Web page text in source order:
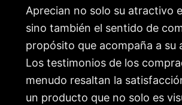
Aprecian no solo su atractivo
sino también el sentido de
propósito que acompaña a su
Los testimonios de los
menudo resaltan la
un producto que no solo es